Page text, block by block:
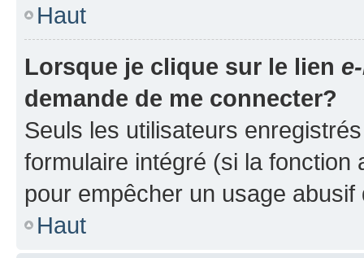
Haut
Lorsque je clique sur le lien
demande de me connecter?
Seuls les utilisateurs
formulaire intégré (si la fonction
pour empêcher un usage
Haut